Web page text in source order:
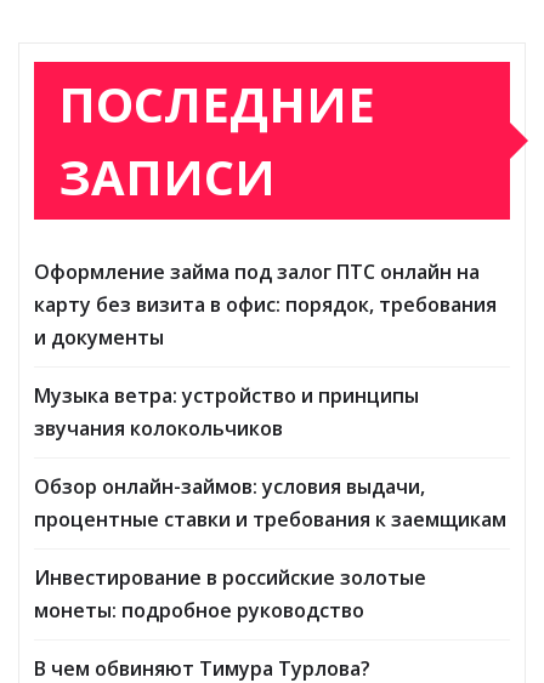
ПОСЛЕДНИЕ
ЗАПИСИ
Оформление займа под залог ПТС онлайн на
карту без визита в офис: порядок, требования
и документы
Музыка ветра: устройство и принципы
звучания колокольчиков
Обзор онлайн-займов: условия выдачи,
процентные ставки и требования к заемщикам
Инвестирование в российские золотые
монеты: подробное руководство
В чем обвиняют Тимура Турлова?